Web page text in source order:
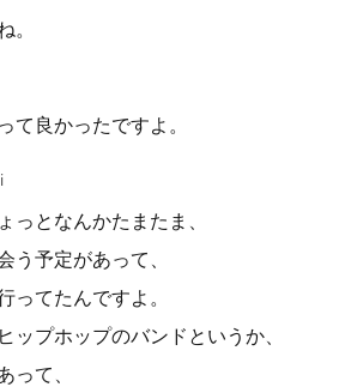
。
て良かったですよ。
っとなんかたまたま、
う予定があって、
ってたんですよ。
ップホップのバンドというか、
って、